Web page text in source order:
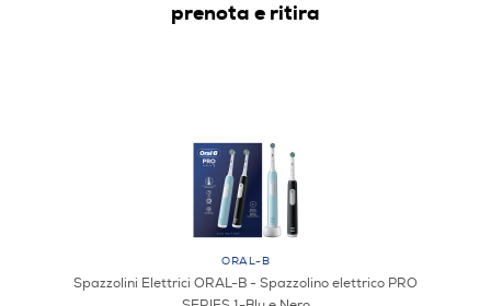
prenota e ritira
ORAL-B
Spazzolini Elettrici ORAL-B - Spazzolino elettrico PRO